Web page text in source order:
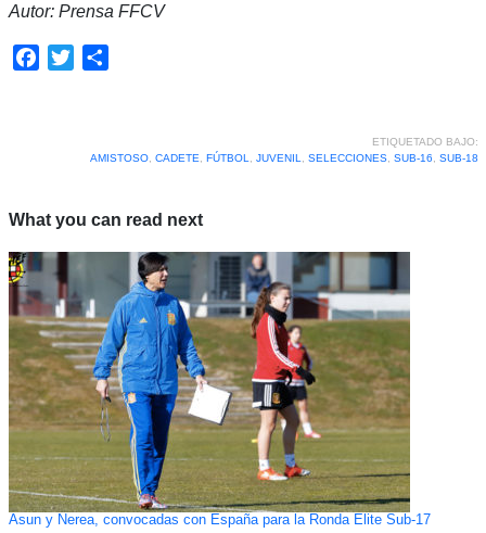
Autor: Prensa FFCV
Facebook
Twitter
ETIQUETADO BAJO:
AMISTOSO, CADETE FÚTBOL JUVENIL SELECCIONES, SUB-16 SUB-18
What you can read next
Asun y Nerea, convocadas con España para la Ronda Elite Sub-17